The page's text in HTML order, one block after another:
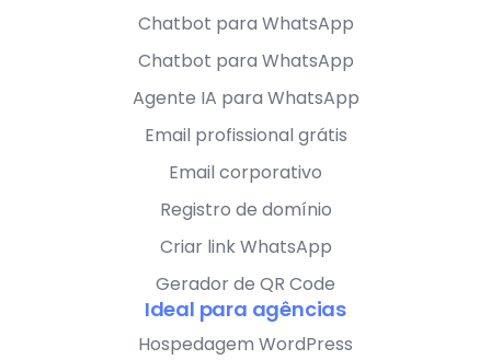
Chatbot para WhatsApp
Chatbot para WhatsApp
Agente IA para WhatsApp
Email profissional grátis
Email corporativo
Registro de domínio
Criar link WhatsApp
Gerador de QR Code
Ideal para agências
Hospedagem WordPress